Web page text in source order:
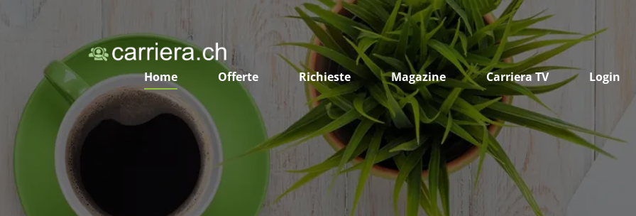
Home Offerte Richieste Magazine Carriera TV Login